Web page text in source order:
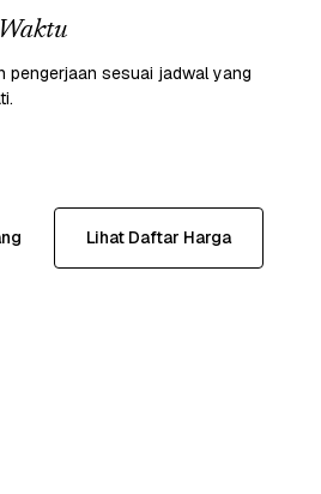
pengerjaan sesuai jadwal yang
Lihat Daftar Harga